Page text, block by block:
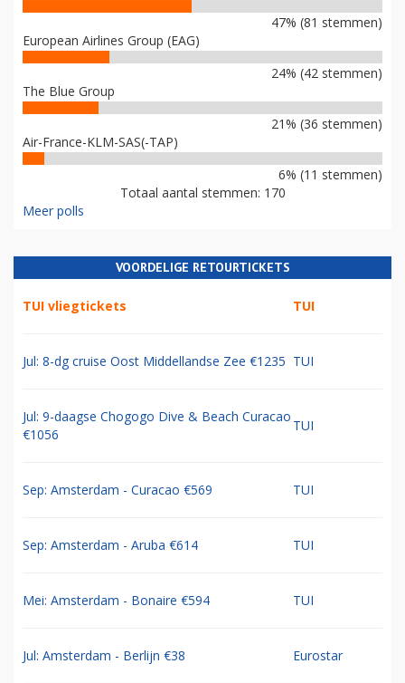
47% (81 stemmen)
European Airlines Group (EAG)
24% (42 stemmen)
The Blue Group
21% (36 stemmen)
Air-France-KLM-SAS(-TAP)
6% (11 stemmen)
Totaal aantal stemmen: 170
Meer polls
VOORDELIGE RETOURTICKETS
TUI vliegtickets TUI
Jul: 8-dg cruise Oost Middellandse Zee €1235 TUI
Jul: 9-daagse Chogogo Dive & Beach Curacao
€1056
TUI
Sep: Amsterdam - Curacao €569 TUI
Sep: Amsterdam - Aruba €614 TUI
Mei: Amsterdam - Bonaire €594 TUI
Jul: Amsterdam - Berlijn €38 Eurostar